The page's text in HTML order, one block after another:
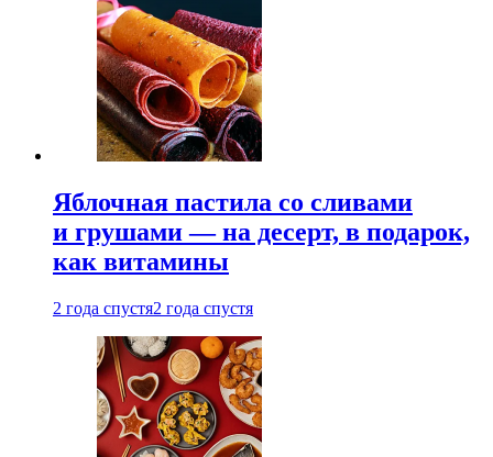
Яблочная пастила со сливами
и грушами — на десерт, в подарок,
как витамины
2 года спустя2 года спустя